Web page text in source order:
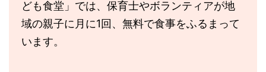
ども食堂」では、保育士やボランティアが地
域の親子に月に1回、無料で食事をふるまって
います。